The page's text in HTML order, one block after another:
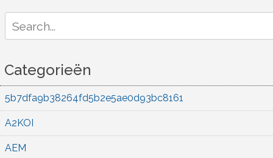
for:
Categorieën
5b7dfa9b38264fd5b2e5ae0d93bc8161
A2KOI
AEM